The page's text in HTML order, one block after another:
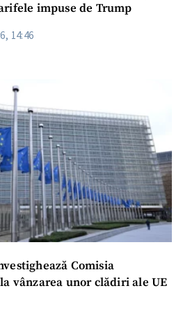
impuse de Trump
14:46
Comisia
vânzarea unor clădiri ale UE